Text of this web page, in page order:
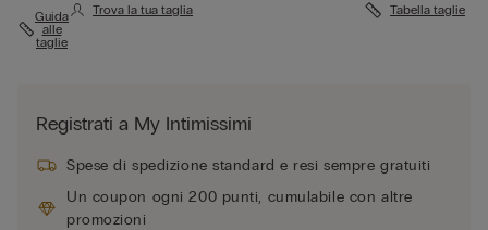
Guida
alle
taglie
Trova la tua taglia Tabella taglie
Registrati a My Intimissimi
Spese di spedizione standard e resi sempre gratuiti
Un coupon ogni 200 punti, cumulabile con altre
promozioni